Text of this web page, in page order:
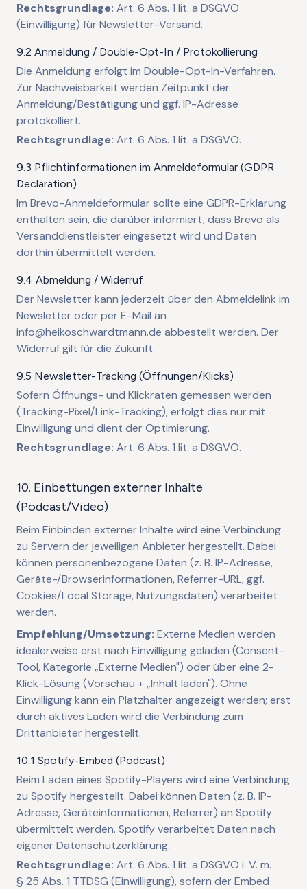
Rechtsgrundlage: Art. 6 Abs. 1 lit. a DSGVO
(Einwilligung) für Newsletter-Versand.
9.2 Anmeldung / Double-Opt-In / Protokollierung
Die Anmeldung erfolgt im Double-Opt-In-Verfahren.
Zur Nachweisbarkeit werden Zeitpunkt der
Anmeldung/Bestätigung und ggf. IP-Adresse
protokolliert.
Rechtsgrundlage: Art. 6 Abs. 1 lit. a DSGVO.
9.3 Pflichtinformationen im Anmeldeformular (GDPR
Declaration)
Im Brevo-Anmeldeformular sollte eine GDPR-Erklärung
enthalten sein, die darüber informiert, dass Brevo als
Versanddienstleister eingesetzt wird und Daten
dorthin übermittelt werden.
9.4 Abmeldung / Widerruf
Der Newsletter kann jederzeit über den Abmeldelink im
Newsletter oder per E-Mail an
info@heikoschwardtmann.de abbestellt werden. Der
Widerruf gilt für die Zukunft.
9.5 Newsletter-Tracking (Öffnungen/Klicks)
Sofern Öffnungs- und Klickraten gemessen werden
(Tracking-Pixel/Link-Tracking), erfolgt dies nur mit
Einwilligung und dient der Optimierung.
Rechtsgrundlage: Art. 6 Abs. 1 lit. a DSGVO.
10. Einbettungen externer Inhalte
(Podcast/Video)
Beim Einbinden externer Inhalte wird eine Verbindung
zu Servern der jeweiligen Anbieter hergestellt. Dabei
können personenbezogene Daten (z. B. IP-Adresse,
Geräte-/Browserinformationen, Referrer-URL, ggf.
Cookies/Local Storage, Nutzungsdaten) verarbeitet
werden.
Empfehlung/Umsetzung: Externe Medien werden
idealerweise erst nach Einwilligung geladen (Consent-
Tool, Kategorie „Externe Medien") oder über eine 2-
Klick-Lösung (Vorschau + „Inhalt laden"). Ohne
Einwilligung kann ein Platzhalter angezeigt werden; erst
durch aktives Laden wird die Verbindung zum
Drittanbieter hergestellt.
10.1 Spotify-Embed (Podcast)
Beim Laden eines Spotify-Players wird eine Verbindung
zu Spotify hergestellt. Dabei können Daten (z. B. IP-
Adresse, Geräteinformationen, Referrer) an Spotify
übermittelt werden. Spotify verarbeitet Daten nach
eigener Datenschutzerklärung.
Rechtsgrundlage: Art. 6 Abs. 1 lit. a DSGVO i. V. m.
§ 25 Abs. 1 TTDSG (Einwilligung), sofern der Embed